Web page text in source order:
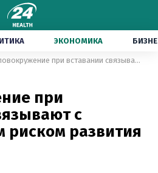
ЭКОНОМИКА
Головокружение при вставании связывают с повышенным риском развития деменции
при
с
развития